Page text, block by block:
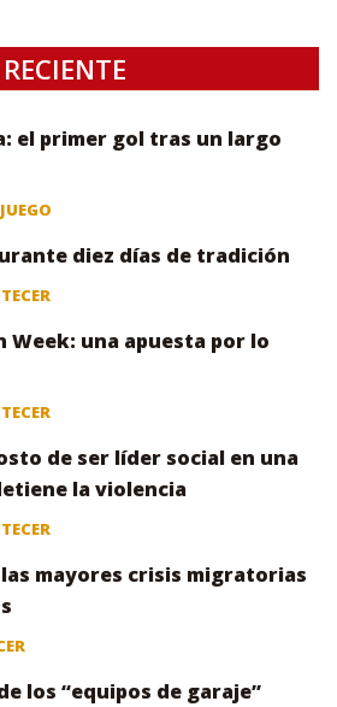
el primer gol tras un largo
diez días de tradición
Week: una apuesta por lo
de ser líder social en una
la violencia
mayores crisis migratorias
los “equipos de garaje”